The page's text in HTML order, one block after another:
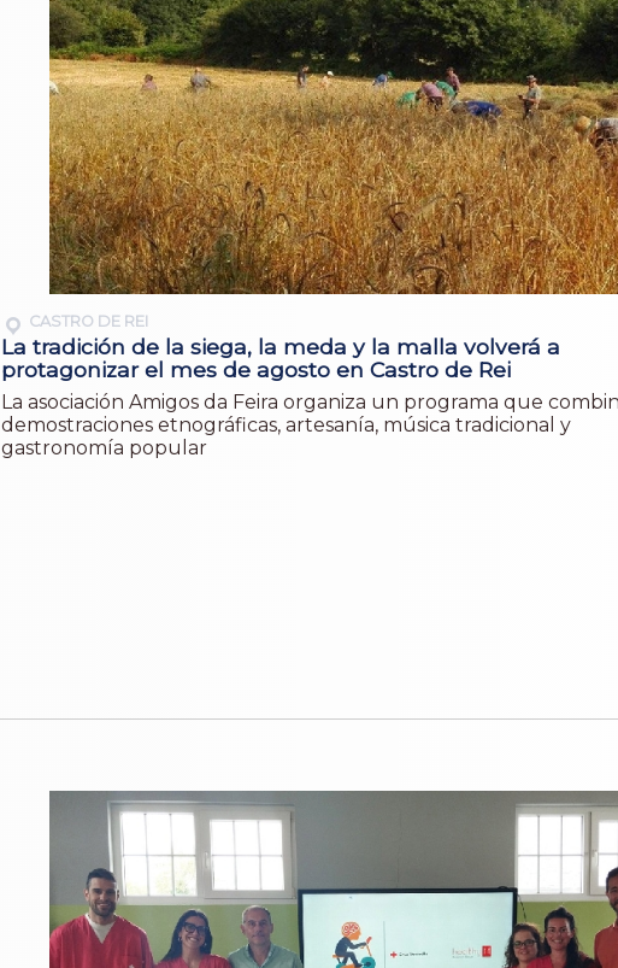
CASTRO DE REI
La tradición de la siega, la meda y la malla volverá a
protagonizar el mes de agosto en Castro de Rei
La asociación Amigos da Feira organiza un programa que
demostraciones etnográficas, artesanía, música tradicional y
gastronomía popular